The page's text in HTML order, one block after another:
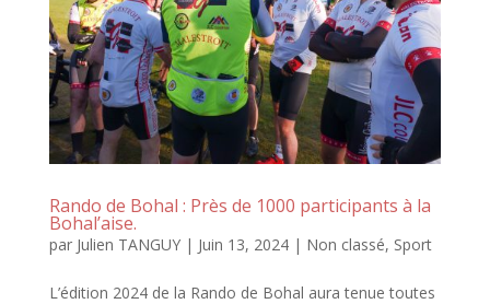
Rando de Bohal : Près de 1000 participants à la
Bohal’aise.
par Julien TANGUY| Juin 13, 2024| Non classé, Sport
L’édition 2024 de la Rando de Bohal aura tenue toutes